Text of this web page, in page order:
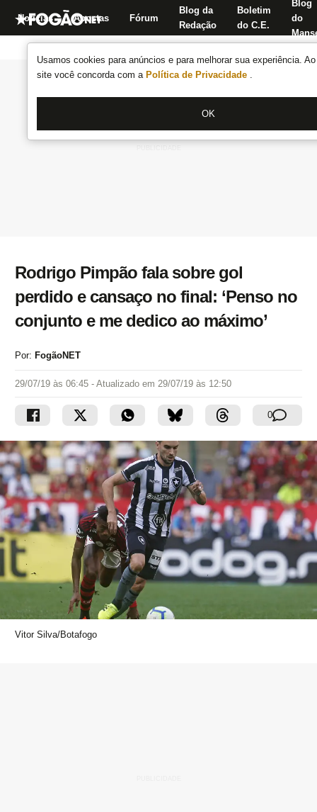
Usamos cookies para anúncios e para melhorar sua experiência.
site você concorda com a Política de Privacidade .
OK
Notícias Apostas Fórum
Blog da
Redação
Boletim
do C.E.
Blog
do
Rodrigo Pimpão fala sobre gol
perdido e cansaço no final: ‘Penso no
conjunto e me dedico ao máximo’
Por: FogãoNET
29/07/19 às 06:45 - Atualizado em 29/07/19 às 12:50
0
Vitor Silva/Botafogo